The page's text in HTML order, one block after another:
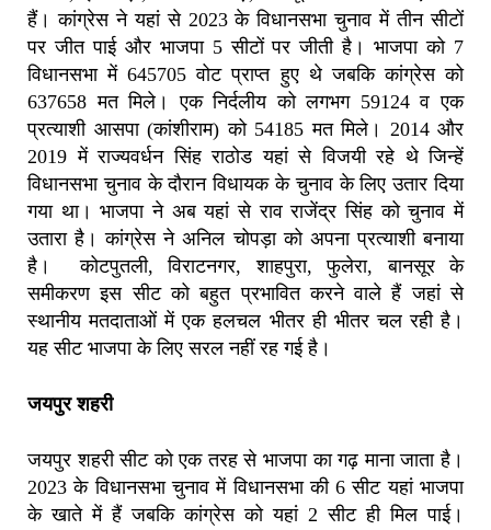
हैं। कांग्रेस ने यहां से 2023 के विधानसभा चुनाव में तीन सीटों
पर जीत पाई और भाजपा 5 सीटों पर जीती है। भाजपा को 7
विधानसभा में 645705 वोट प्राप्त हुए थे जबकि कांग्रेस को
637658 मत मिले। एक निर्दलीय को लगभग 59124 व एक
प्रत्याशी आसपा (कांशीराम) को 54185 मत मिले। 2014 और
2019 में राज्यवर्धन सिंह राठोड यहां से विजयी रहे थे जिन्हें
विधानसभा चुनाव के दौरान विधायक के चुनाव के लिए उतार दिया
गया था। भाजपा ने अब यहां से राव राजेंद्र सिंह को चुनाव में
उतारा है। कांग्रेस ने अनिल चोपड़ा को अपना प्रत्याशी बनाया
है। कोटपुतली, विराटनगर, शाहपुरा, फुलेरा, बानसूर के
समीकरण इस सीट को बहुत प्रभावित करने वाले हैं जहां से
स्थानीय मतदाताओं में एक हलचल भीतर ही भीतर चल रही है।
यह सीट भाजपा के लिए सरल नहीं रह गई है।
जयपुर शहरी
जयपुर शहरी सीट को एक तरह से भाजपा का गढ़ माना जाता है।
2023 के विधानसभा चुनाव में विधानसभा की 6 सीट यहां भाजपा
के खाते में हैं जबकि कांग्रेस को यहां 2 सीट ही मिल पाई।